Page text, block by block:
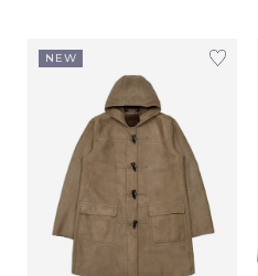
NEW